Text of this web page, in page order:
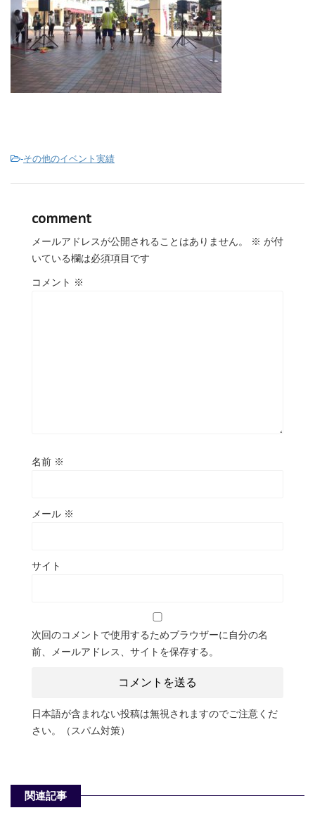
-その他のイベント実績
comment
メールアドレスが公開されることはありません。 ※ が付
いている欄は必須項目です
コメント ※
名前 ※
メール ※
サイト
次回のコメントで使用するためブラウザーに自分の名
前、メールアドレス、サイトを保存する。
日本語が含まれない投稿は無視されますのでご注意くだ
さい。（スパム対策）
関連記事